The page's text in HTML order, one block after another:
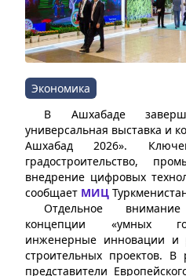
Экономика
В Ашхабаде
универсальная выставка и
Ашхабад 2026».
градостроительство,
внедрение цифровых
сообщает МИЦ
Отдельное
концепции «умных
инженерные инновации и
строительных проектов. В
представители